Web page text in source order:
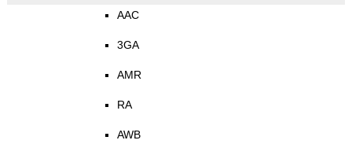
AAC
3GA
AMR
RA
AWB